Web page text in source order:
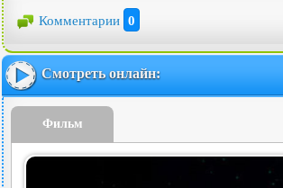
Комментарии 0
Смотреть онлайн:
Фильм